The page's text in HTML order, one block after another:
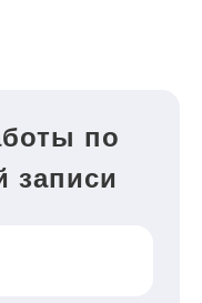
по
записи